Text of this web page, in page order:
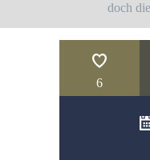
BÜCHER
COLOURS
doch
6